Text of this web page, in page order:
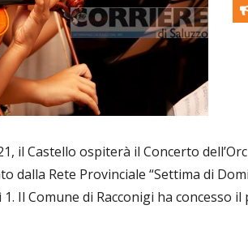
il Castello ospiterà il Concerto
dalla Rete Provinciale “Settima di
Il Comune di Racconigi ha concesso